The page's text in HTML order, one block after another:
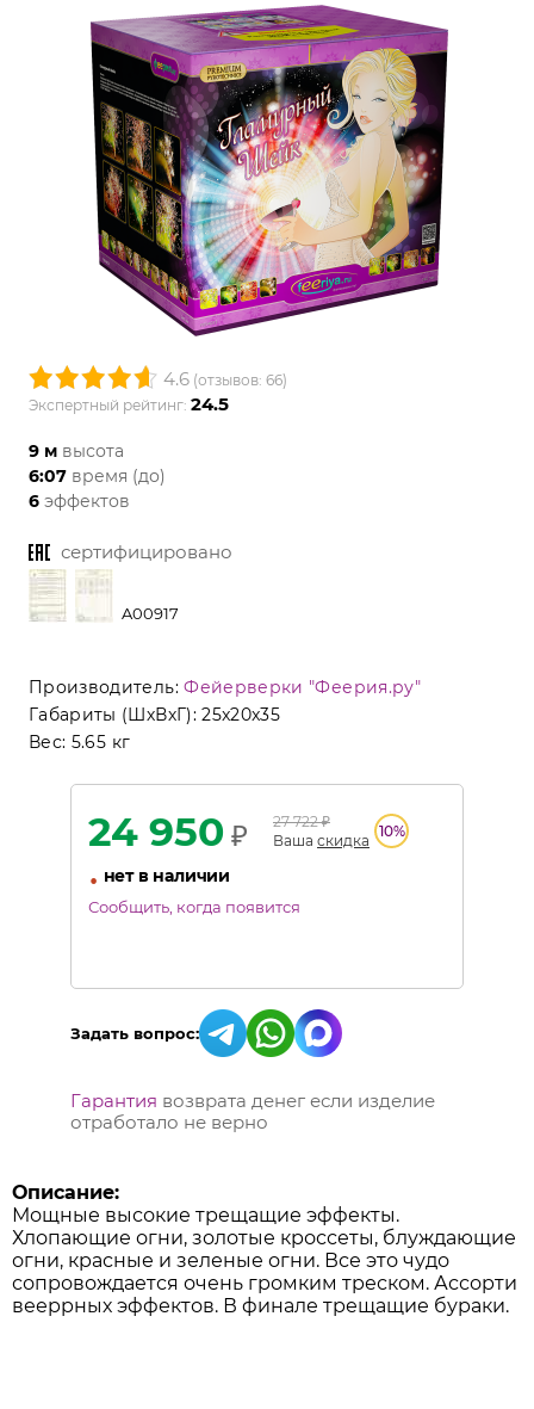
4.6 (отзывов: 66)
Экспертный рейтинг: 24.5
9 м высота
6:07 время (до)
6 эффектов
сертифицировано
A00917
Производитель: Фейерверки "Феерия.ру"
Габариты (ШхВхГ):25x20x35
Вес: 5.65 кг
24 950 ₽ 27 722₽
Ваша скидка
10%
• нет в наличии
Сообщить, когда появится
Задать вопрос:
Гарантия возврата денег если изделие
отработало не верно
Описание:
Мощные высокие трещащие эффекты.
Хлопающие огни, золотые кроссеты, блуждающие
огни, красные и зеленые огни. Все это чудо
сопровождается очень громким треском. Ассорти
вееррных эффектов. В финале трещащие бураки.